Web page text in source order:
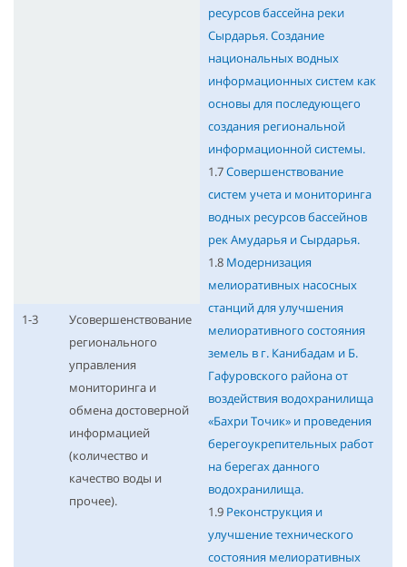
ресурсов бассейна реки
Сырдарья. Создание
национальных водных
информационных систем как
основы для последующего
создания региональной
информационной системы.
1.7Совершенствование
систем учета и мониторинга
водных ресурсов бассейнов
рек Амударья и Сырдарья.
1.8 Модернизация
мелиоративных насосных
станций для улучшения
мелиоративного состояния
земель в г. Канибадам и Б.
Гафуровского района от
воздействия водохранилища
«Бахри Точик» и проведения
берегоукрепительных работ
на берегах данного
водохранилища.
1.9 Реконструкция и
улучшение технического
состояния мелиоративных
1-3
Усовершенствование
регионального
управления
мониторинга и
обмена достоверной
информацией
(количество и
качество воды и
прочее).